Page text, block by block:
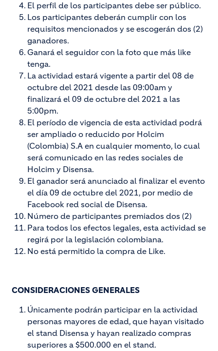
El perfil de los participantes debe ser público.
Los participantes deberán cumplir con los
requisitos mencionados y se escogerán dos (2)
ganadores.
Ganará el seguidor con la foto que más like
tenga.
La actividad estará vigente a partir del 08 de
octubre del 2021 desde las 09:00am y
finalizará el 09 de octubre del 2021 a las
5:00pm.
El período de vigencia de esta actividad podrá
ser ampliado o reducido por Holcim
(Colombia) S.A en cualquier momento, lo cual
será comunicado en las redes sociales de
Holcim y Disensa.
El ganador será anunciado al finalizar el evento
el día 09 de octubre del 2021, por medio de
Facebook red social de Disensa.
Número de participantes premiados dos (2)
Para todos los efectos legales, esta actividad se
regirá por la legislación colombiana.
No está permitido la compra de Like.
CONSIDERACIONES GENERALES
Únicamente podrán participar en la actividad
personas mayores de edad, que hayan visitado
el stand Disensa y hayan realizado compras
superiores a $500.000 en el stand.